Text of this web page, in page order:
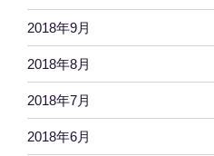
2018年9月
2018年8月
2018年7月
2018年6月